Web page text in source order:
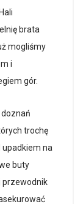
brata
mogliśmy
i
gór.
trochę
upadkiem na
buty
przewodnik